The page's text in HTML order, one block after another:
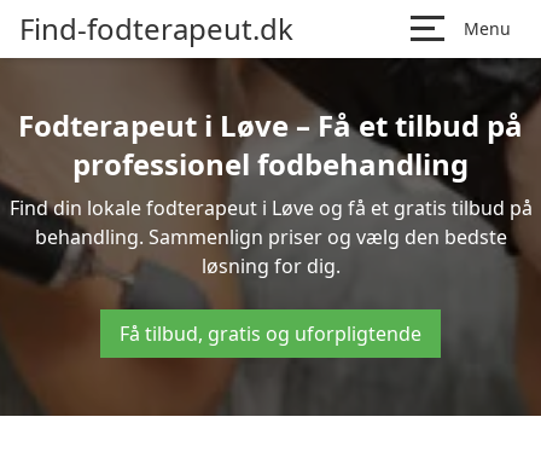
Find-fodterapeut.dk Menu
Fodterapeut i Løve – Få et tilbud på
professionel fodbehandling
Find din lokale fodterapeut i Løve og få et gratis tilbud på
behandling. Sammenlign priser og vælg den bedste
løsning for dig.
Få tilbud, gratis og uforpligtende